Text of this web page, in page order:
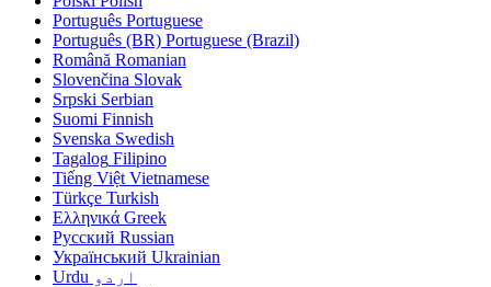
Português Portuguese
Português (BR) Portuguese (Brazil)
Română Romanian
Slovenčina Slovak
Srpski Serbian
Suomi Finnish
Svenska Swedish
Tagalog Filipino
Tiếng Việt Vietnamese
Türkçe Turkish
Ελληνικά Greek
Русский Russian
Український Ukrainian
اردو Urdu